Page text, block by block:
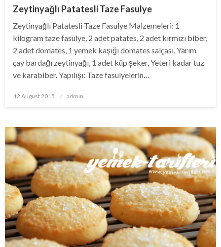
Zeytinyağlı Patatesli Taze Fasulye
Zeytinyağlı Patatesli Taze Fasulye Malzemeleri: 1
kilogram taze fasulye, 2 adet patates, 2 adet kırmızı biber,
2 adet domates, 1 yemek kaşığı domates salçası, Yarım
çay bardağı zeytinyağı, 1 adet küp şeker, Yeteri kadar tuz
ve karabiber. Yapılışı: Taze fasulyelerin…
Posted
12 August 2015 admin